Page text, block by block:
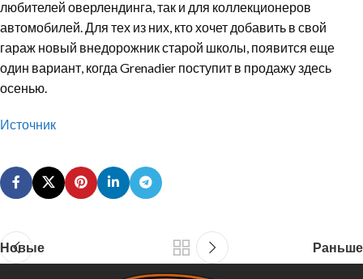
любителей оверлендинга, так и для коллекционеров
автомобилей. Для тех из них, кто хочет добавить в свой
гараж новый внедорожник старой школы, появится еще
один вариант, когда Grenadier поступит в продажу здесь
осенью.
Источник
Новые Раньше